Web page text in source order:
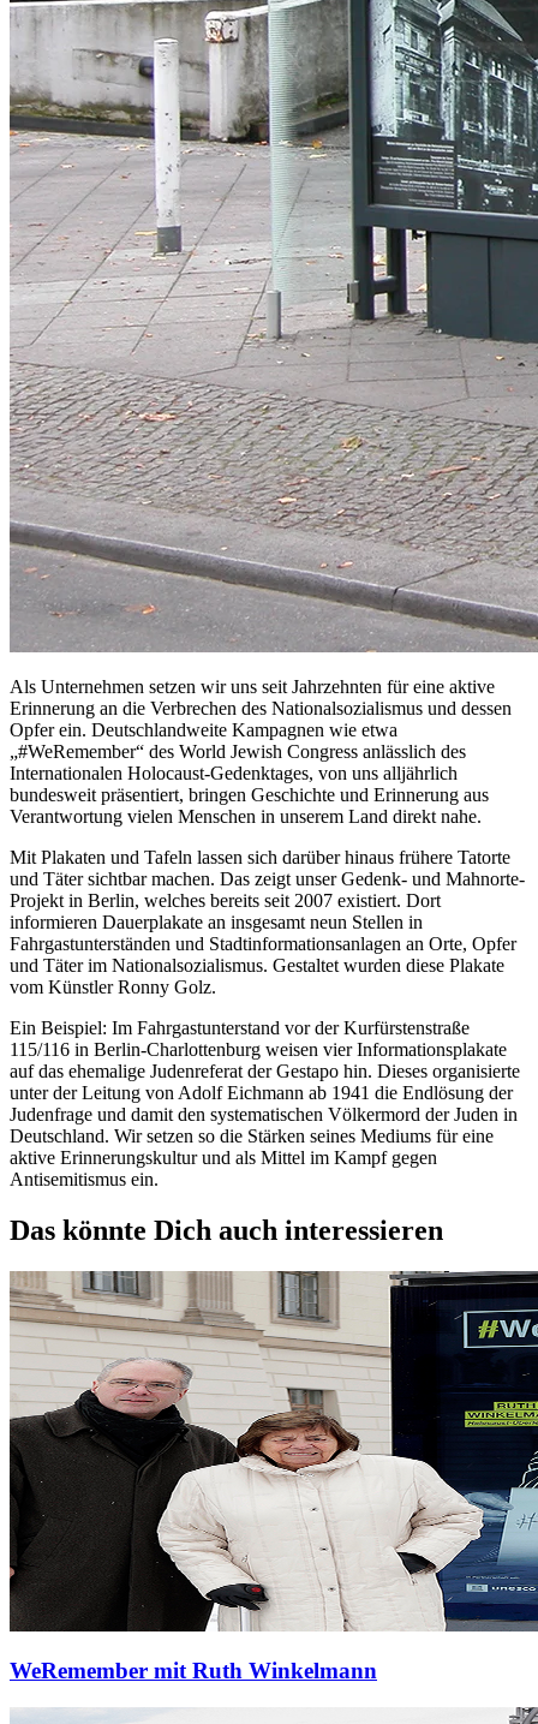
Als Unternehmen setzen wir uns seit Jahrzehnten für eine aktive
Erinnerung an die Verbrechen des Nationalsozialismus und dessen
Opfer ein. Deutschlandweite Kampagnen wie etwa
„#WeRemember“ des World Jewish Congress anlässlich des
Internationalen Holocaust-Gedenktages, von uns alljährlich
bundesweit präsentiert, bringen Geschichte und Erinnerung aus
Verantwortung vielen Menschen in unserem Land direkt nahe.
Mit Plakaten und Tafeln lassen sich darüber hinaus frühere Tatorte
und Täter sichtbar machen. Das zeigt unser Gedenk- und Mahnorte-
Projekt in Berlin, welches bereits seit 2007 existiert. Dort
informieren Dauerplakate an insgesamt neun Stellen in
Fahrgastunterständen und Stadtinformationsanlagen an Orte, Opfer
und Täter im Nationalsozialismus. Gestaltet wurden diese Plakate
vom Künstler Ronny Golz.
Ein Beispiel: Im Fahrgastunterstand vor der Kurfürstenstraße
115/116 in Berlin-Charlottenburg weisen vier Informationsplakate
auf das ehemalige Judenreferat der Gestapo hin. Dieses organisierte
unter der Leitung von Adolf Eichmann ab 1941 die Endlösung der
Judenfrage und damit den systematischen Völkermord der Juden in
Deutschland. Wir setzen so die Stärken seines Mediums für eine
aktive Erinnerungskultur und als Mittel im Kampf gegen
Antisemitismus ein.
Das könnte Dich auch interessieren
WeRemember mit Ruth Winkelmann